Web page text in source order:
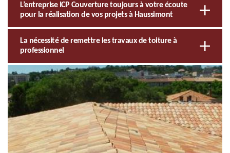
L’entreprise ICP Couverture toujours à votre écoute
pour la réalisation de vos projets à Haussimont
La nécessité de remettre les travaux de toiture à
professionnel